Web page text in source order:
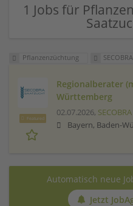
1 Jobs für
Pflanzenzüchtung
Featured
Regionalberater
Württemberg
02.07.2026,
Bayern, Baden-
Automatisch neue
Jetzt